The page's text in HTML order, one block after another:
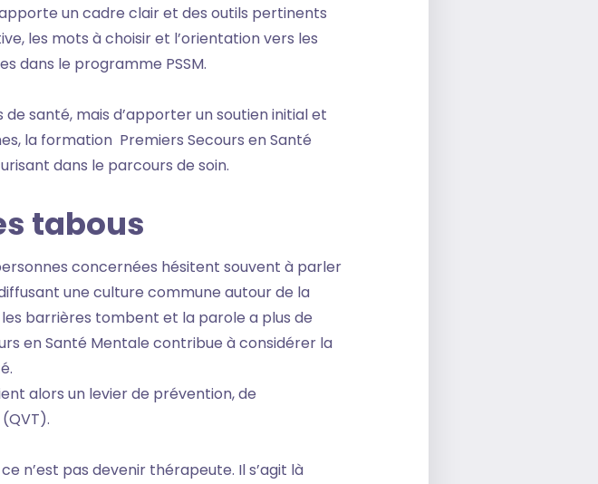
un cadre clair et des outils pertinents
les mots à choisir et l’orientation vers les
dans le programme PSSM.
santé, mais d’apporter un soutien initial et
la formation Premiers Secours en Santé
dans le parcours de soin.
tabous
concernées hésitent souvent à parler
une culture commune autour de la
barrières tombent et la parole a plus de
en Santé Mentale contribue à considérer la
alors un levier de prévention, de
n’est pas devenir thérapeute. Il s’agit là